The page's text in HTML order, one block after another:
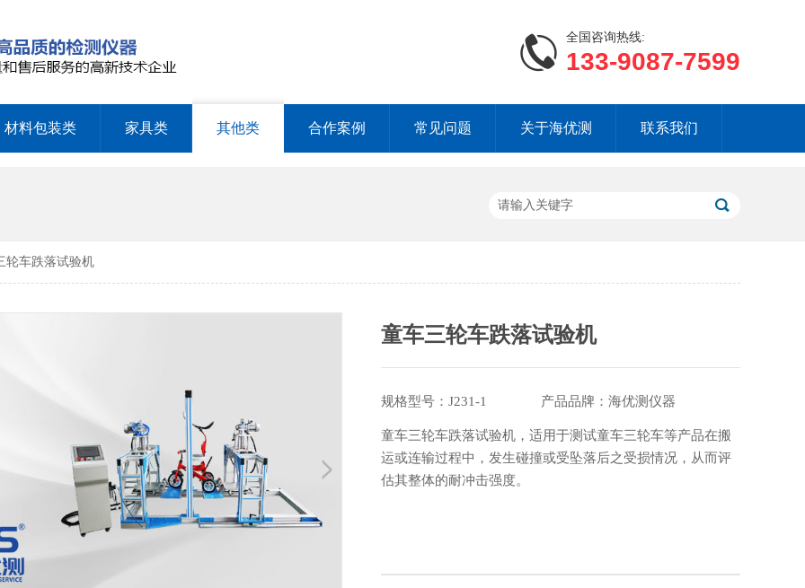
全国咨询热线:
133-9087-7599
材料包装类 家具类 其他类 合作案例 常见问题 关于海优测 联系我们
轮车跌落试验机
童车三轮车跌落试验机
规格型号：J231-1 产品品牌：海优测仪器
童车三轮车跌落试验机，适用于测试童车三轮车等产品在搬
运或连输过程中，发生碰撞或受坠落后之受损情况，从而评
估其整体的耐冲击强度。